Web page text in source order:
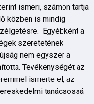
ismeri, számon tartja
közben is mindig
Egyébként a
szeretetének
nem egyszer a
Tevékenységét az
ismerte el, az
tanácsossá